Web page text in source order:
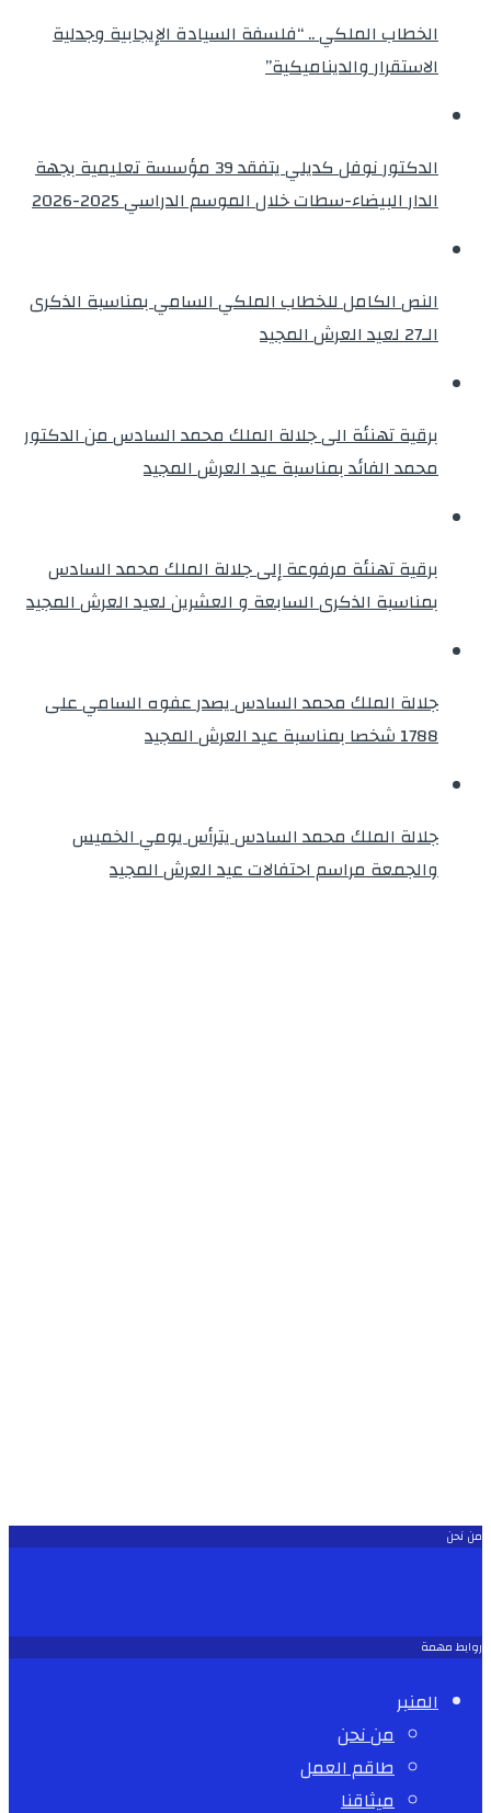
الخطاب الملكي .. “فلسفة السيادة الإيجابية وجدلية
الاستقرار والديناميكية”
الدكتور نوفل كديلي يتفقد 39 مؤسسة تعليمية بجهة
الدار البيضاء-سطات خلال الموسم الدراسي 2025-2026
النص الكامل للخطاب الملكي السامي بمناسبة الذكرى
الـ27 لعيد العرش المجيد
برقية تهنئة الى جلالة الملك محمد السادس من الدكتور
محمد الفائد بمناسبة عيد العرش المجيد
برقية تهنئة مرفوعة إلى جلالة الملك محمد السادس
بمناسبة الذكرى السابعة و العشرين لعيد العرش المجيد
جلالة الملك محمد السادس يصدر عفوه السامي على
1788 شخصا بمناسبة عيد العرش المجيد
جلالة الملك محمد السادس يترأس يومي الخميس
والجمعة مراسم احتفالات عيد العرش المجيد
من نحن
روابط مهمة
المنبر
من نحن
طاقم العمل
ميثاقنا